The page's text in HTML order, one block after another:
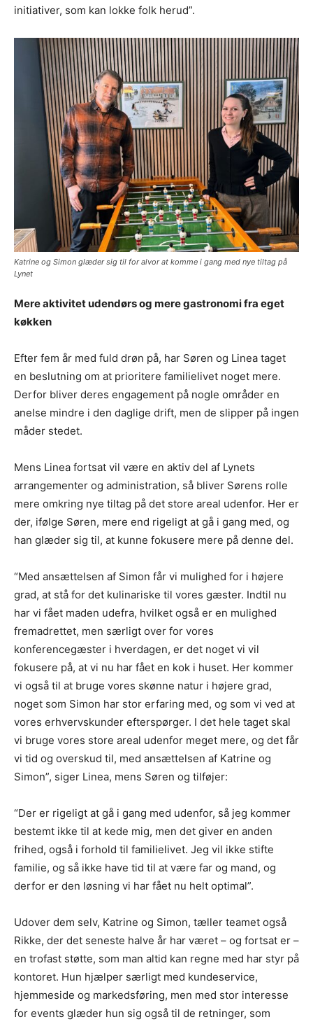
initiativer, som kan lokke folk herud”.
Katrine og Simon glæder sig til for alvor at komme i gang med nye tiltag på
Lynet
Mere aktivitet udendørs og mere gastronomi fra eget
køkken
Efter fem år med fuld drøn på, har Søren og Linea taget
en beslutning om at prioritere familielivet noget mere.
Derfor bliver deres engagement på nogle områder en
anelse mindre i den daglige drift, men de slipper på ingen
måder stedet.
Mens Linea fortsat vil være en aktiv del af Lynets
arrangementer og administration, så bliver Sørens rolle
mere omkring nye tiltag på det store areal udenfor. Her er
der, ifølge Søren, mere end rigeligt at gå i gang med, og
han glæder sig til, at kunne fokusere mere på denne del.
“Med ansættelsen af Simon får vi mulighed for i højere
grad, at stå for det kulinariske til vores gæster. Indtil nu
har vi fået maden udefra, hvilket også er en mulighed
fremadrettet, men særligt over for vores
konferencegæster i hverdagen, er det noget vi vil
fokusere på, at vi nu har fået en kok i huset. Her kommer
vi også til at bruge vores skønne natur i højere grad,
noget som Simon har stor erfaring med, og som vi ved at
vores erhvervskunder efterspørger. I det hele taget skal
vi bruge vores store areal udenfor meget mere, og det får
vi tid og overskud til, med ansættelsen af Katrine og
Simon”, siger Linea, mens Søren og tilføjer:
“Der er rigeligt at gå i gang med udenfor, så jeg kommer
bestemt ikke til at kede mig, men det giver en anden
frihed, også i forhold til familielivet. Jeg vil ikke stifte
familie, og så ikke have tid til at være far og mand, og
derfor er den løsning vi har fået nu helt optimal”.
Udover dem selv, Katrine og Simon, tæller teamet også
Rikke, der det seneste halve år har været – og fortsat er –
en trofast støtte, som man altid kan regne med har styr på
kontoret. Hun hjælper særligt med kundeservice,
hjemmeside og markedsføring, men med stor interesse
for events glæder hun sig også til de retninger, som